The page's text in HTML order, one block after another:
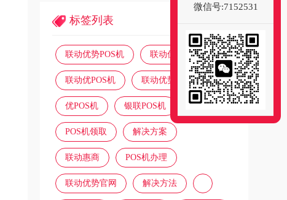
标签列表
联动优势POS机 联动优POS
联动优POS机 联动优势
优POS机 银联POS机
POS机领取 解决方案
联动惠商 POS机办理
联动优势官网 解决方法
微信号:7152531